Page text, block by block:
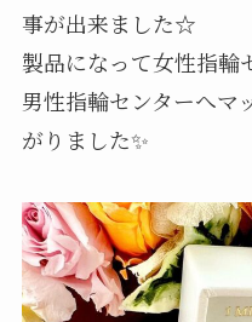
事が出来ました☆
製品になって女性指輪
男性指輪センターへマ
がりました✨